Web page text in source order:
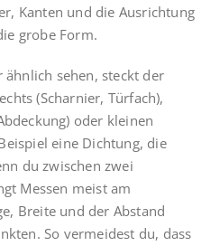
Kanten und die Ausrichtung
grobe Form.
ähnlich sehen, steckt der
(Scharnier, Türfach),
oder kleinen
eine Dichtung, die
du zwischen zwei
Messen meist am
Breite und der Abstand
So vermeidest du, dass